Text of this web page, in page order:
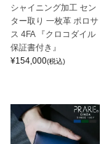
シャイニング加工 セン
ター取り 一枚革 ポロサ
ス 4FA 『クロコダイル
保証書付き』
¥154,000(税込)